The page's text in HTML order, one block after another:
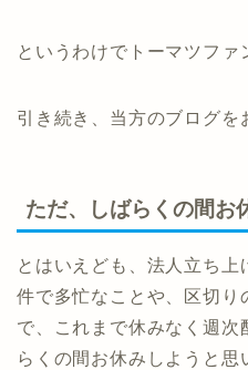
というわけでトーマツファ
引き続き、当方のブログを
ただ、しばらくの間お
とはいえども、法人立ち上
件で多忙なことや、区切り
で、これまで休みなく週次
らくの間お休みしようと思